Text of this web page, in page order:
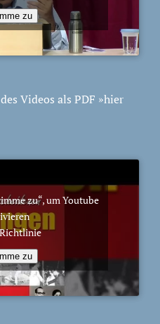
zu
Videos als PDF »hier
zu“, um Youtube
zu